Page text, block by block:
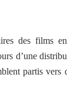
des films
d’une
partis vers